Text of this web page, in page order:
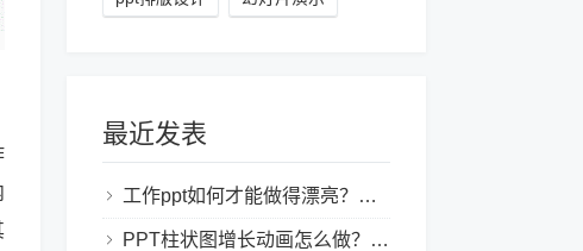
最近发表
工作ppt如何才能做得漂亮？职场PPT美化与制作技巧
PPT柱状图增长动画怎么做？实用的ppt技巧分享给你！